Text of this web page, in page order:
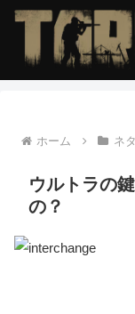
ホーム ネ
ウルトラの
の？